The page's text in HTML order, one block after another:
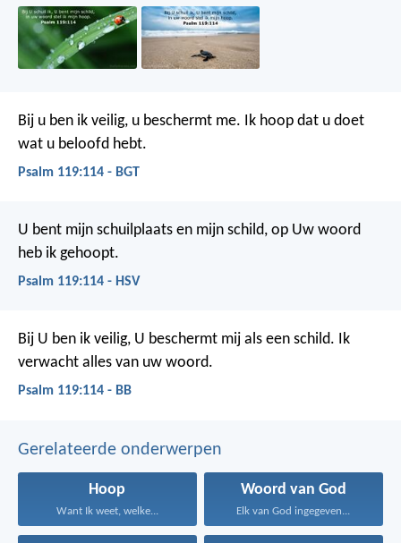
Bij u ben ik veilig, u beschermt me. Ik hoop dat u doet
wat u beloofd hebt.
Psalm 119:114 - BGT
U bent mijn schuilplaats en mijn schild, op Uw woord
heb ik gehoopt.
Psalm 119:114 - HSV
Bij U ben ik veilig, U beschermt mij als een schild. Ik
verwacht alles van uw woord.
Psalm 119:114 - BB
Gerelateerde onderwerpen
Hoop
Want Ik weet, welke...
Woord van God
Elk van God ingegeven...